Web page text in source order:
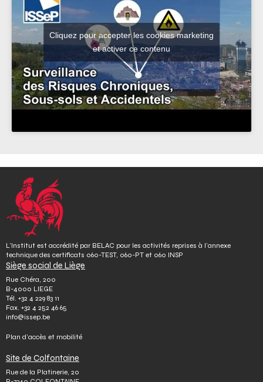
Cliquez pour accepter les cookies marketing
et activer ce contenu
L’Institut est accrédité par BELAC pour les activités reprises à l’annexe
technique des certificats 060-TEST, 060-PT et 060 INSP
Siège social de Liège
Rue Chéra, 200
B-4000 LIEGE
Tél. +32 4 229 83 11
Fax. +32 4 252 46 65
info@issep.be
Plan d’accès et mobilité
Site de Colfontaine
Rue de la Platinerie, 20